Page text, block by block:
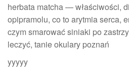
herbata matcha — właściwości,
opipramolu, co to arytmia serca,
czym smarować siniaki po
leczyć, tanie okulary poznań
yyyyy